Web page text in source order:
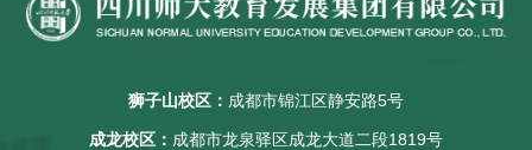
狮子山校区： 成都市锦江区静安路5号
成龙校区： 成都市龙泉驿区成龙大道二段1819号